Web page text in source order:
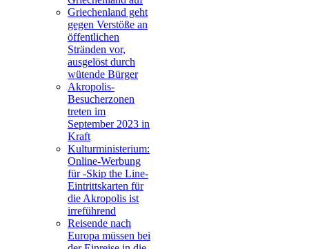
Griechenland geht
gegen Verstöße an
öffentlichen
Stränden vor,
ausgelöst durch
wütende Bürger
Akropolis-
Besucherzonen
treten im
September 2023 in
Kraft
Kulturministerium:
Online-Werbung
für -Skip the Line-
Eintrittskarten für
die Akropolis ist
irreführend
Reisende nach
Europa müssen bei